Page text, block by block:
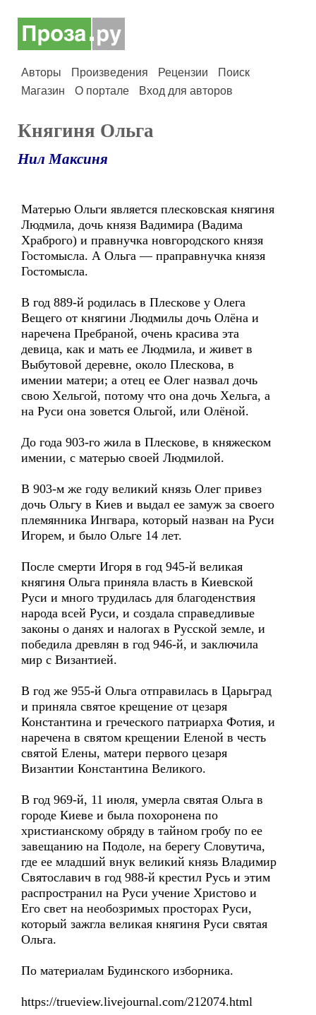
Авторы Произведения Рецензии
Поиск
Магазин
О портале Вход для авторов
Княгиня Ольга
Нил Максиня
Матерью Ольги является плесковская княгиня
Людмила, дочь князя Вадимира (Вадима
Храброго) и правнучка новгородского князя
Гостомысла. А Ольга — праправнучка князя
Гостомысла.
В год 889-й родилась в Плескове у Олега
Вещего от княгини Людмилы дочь Олёна и
наречена Пребраной, очень красива эта
девица, как и мать ее Людмила, и живет в
Выбутовой деревне, около Плескова, в
имении матери; а отец ее Олег назвал дочь
свою Хельгой, потому что она дочь Хельга, а
на Руси она зовется Ольгой, или Олёной.
До года 903-го жила в Плескове, в княжеском
имении, с матерью своей Людмилой.
В 903-м же году великий князь Олег привез
дочь Ольгу в Киев и выдал ее замуж за своего
племянника Ингвара, который назван на Руси
Игорем, и было Ольге 14 лет.
После смерти Игоря в год 945-й великая
княгиня Ольга приняла власть в Киевской
Руси и много трудилась для благоденствия
народа всей Руси, и создала справедливые
законы о данях и налогах в Русской земле, и
победила древлян в год 946-й, и заключила
мир с Византией.
В год же 955-й Ольга отправилась в Царьград
и приняла святое крещение от цезаря
Константина и греческого патриарха Фотия, и
наречена в святом крещении Еленой в честь
святой Елены, матери первого цезаря
Византии Константина Великого.
В год 969-й, 11 июля, умерла святая Ольга в
городе Киеве и была похоронена по
христианскому обряду в тайном гробу по ее
завещанию на Подоле, на берегу Словутича,
где ее младший внук великий князь Владимир
Святославич в год 988-й крестил Русь и этим
распространил на Руси учение Христово и
Его свет на необозримых просторах Руси,
который зажгла великая княгиня Руси святая
Ольга.
По материалам Будинского изборника.
https://trueview.livejournal.com/212074.html